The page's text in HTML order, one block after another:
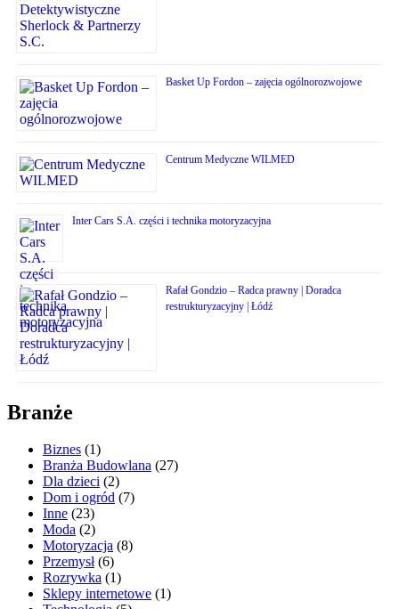
Basket Up Fordon – zajęcia ogólnorozwojowe
Centrum Medyczne WILMED
Inter Cars S.A. części i technika motoryzacyjna
Rafał Gondzio – Radca prawny | Doradca
restrukturyzacyjny | Łódź
Branże
Biznes (1)
Branża Budowlana (27)
Dla dzieci (2)
Dom i ogród (7)
Inne (23)
Moda (2)
Motoryzacja (8)
Przemysł(6)
Rozrywka (1)
Sklepy internetowe (1)